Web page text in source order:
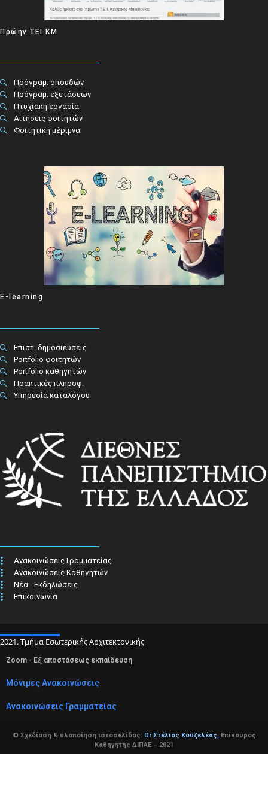
Πρώην ΤΕΙ ΚΜ
Πρόγραμ. σπουδών
Πρόγραμ. εξετάσεων
Πτυχιακή εργασία
Αιτήσεις φοιτητών
Φοιτητική μέριμνα
E-learning
Επιστ. δημοσιεύσεις
Portfolio φοιτητών
Portfolio καθηγητών
Πρακτικές πληροφ.​
Υπηρεσία καταλόγου
Ανακοινώσεις Γραμματείας
Ανακοινώσεις Καθηγητών
Νέα - Εκδηλώσεις
Επικοινωνία
2021. Τμήμα Εσωτερικής Αρχιτεκτονικής
Zoom - Εξ αποστάσεως εκπαίδευση
Μόνιμες Ανακοινώσεις
Ανακοινώσεις Γραμματείας
© Σχεδίαση & υλοποίηση ιστοσελίδας: Dr Στέλιος Κουζελέας,Επίκουρος
Καθηγητής ΔΙΠΑΕ – 2021